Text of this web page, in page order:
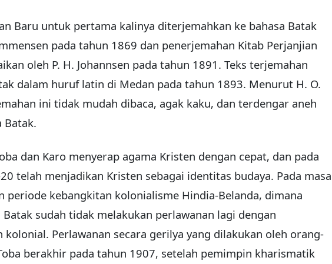
Baru untuk pertama kalinya diterjemahkan ke bahasa Batak
pada tahun 1869 dan penerjemahan Kitab Perjanjian
oleh P. H. Johannsen pada tahun 1891. Teks terjemahan
dalam huruf latin di Medan pada tahun 1893. Menurut H. O.
ini tidak mudah dibaca, agak kaku, dan terdengar aneh
Batak.
dan Karo menyerap agama Kristen dengan cepat, dan pada
telah menjadikan Kristen sebagai identitas budaya. Pada masa
periode kebangkitan kolonialisme Hindia-Belanda, dimana
sudah tidak melakukan perlawanan lagi dengan
kolonial. Perlawanan secara gerilya yang dilakukan oleh orang-
berakhir pada tahun 1907, setelah pemimpin kharismatik